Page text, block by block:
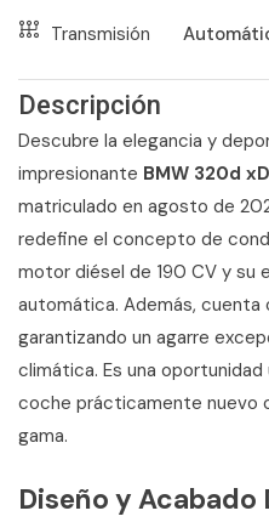
Transmisión
Descripción
Descubre la elegancia y
impresionante BMW 320d
matriculado en agosto de
redefine el concepto de
motor diésel de 190 CV y su
automática. Además, cuenta
garantizando un agarre
climática. Es una
coche prácticamente nuevo
gama.
Diseño y Acabado